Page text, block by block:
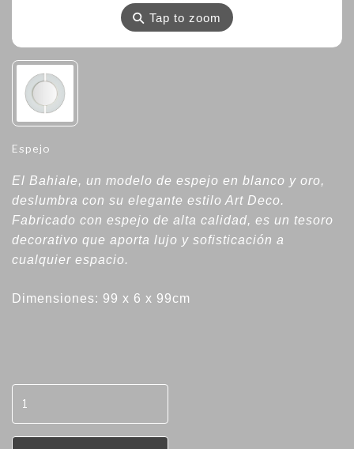
⚲Tap to zoom
Espejo
El Bahiale, un modelo de espejo en blanco y oro,
deslumbra con su elegante estilo Art Deco.
Fabricado con espejo de alta calidad, es un tesoro
decorativo que aporta lujo y sofisticación a
cualquier espacio.
Dimensiones: 99 x 6 x 99cm